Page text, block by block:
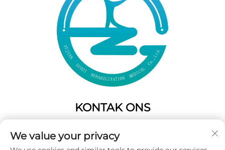
KONTAK ONS
Fuzhou,Fujian,China
We value your privacy